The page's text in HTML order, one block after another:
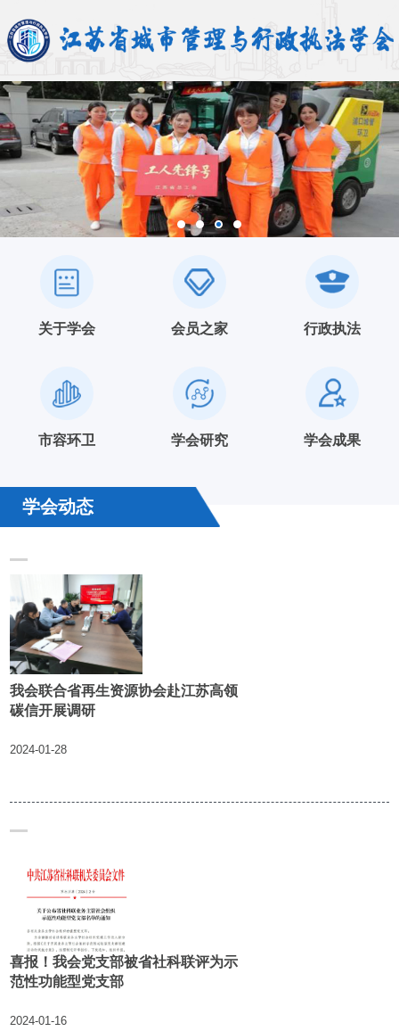
关于学会 会员之家 行政执法
市容环卫 学会研究 学会成果
学会动态
我会联合省再生资源协会赴江苏高领
碳信开展调研
2024-01-28
喜报！我会党支部被省社科联评为示
范性功能型党支部
2024-01-16